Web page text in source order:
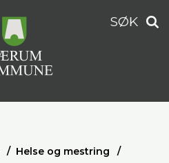
SØK
Helse og mestring